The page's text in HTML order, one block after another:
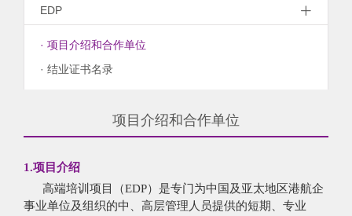
EDP
· 项目介绍和合作单位
· 结业证书名录
项目介绍和合作单位
1.项目介绍
高端培训项目（EDP）是专门为中国及亚太地区港航企
事业单位及组织的中、高层管理人员提供的短期、专业